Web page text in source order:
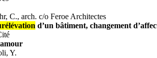
C., arch. c/o Feroe Architectes
d’un bâtiment, changement
Y.